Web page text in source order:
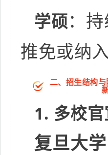
学硕：
推免或纳
二、招生结构
1. 多校
复旦大学